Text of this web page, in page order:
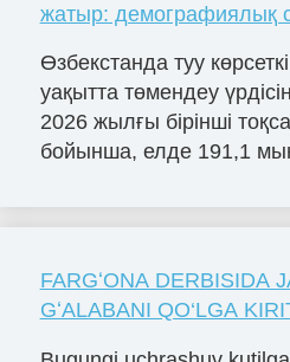
жатыр: демографиялық
Өзбекстанда туу
уақытта төмендеу
2026 жылғы бірінші
бойынша, елде 191,1
FARGʻONA DERBISIDA
GʻALABANI QO‘LGA